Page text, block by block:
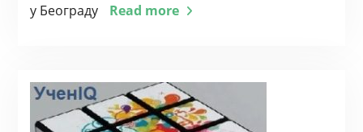
у Београду
Read more